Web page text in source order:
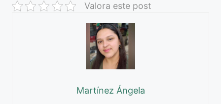
Valora este post
Martínez Ángela